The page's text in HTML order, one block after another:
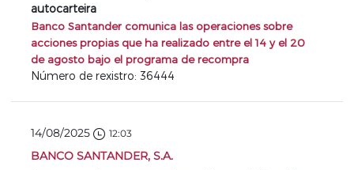
autocarteira
Banco Santander comunica las operaciones sobre
acciones propias que ha realizado entre el 14 y el 20
de agosto bajo el programa de recompra
Número de rexistro: 36444
14/08/2025 12:03
BANCO SANTANDER, S.A.